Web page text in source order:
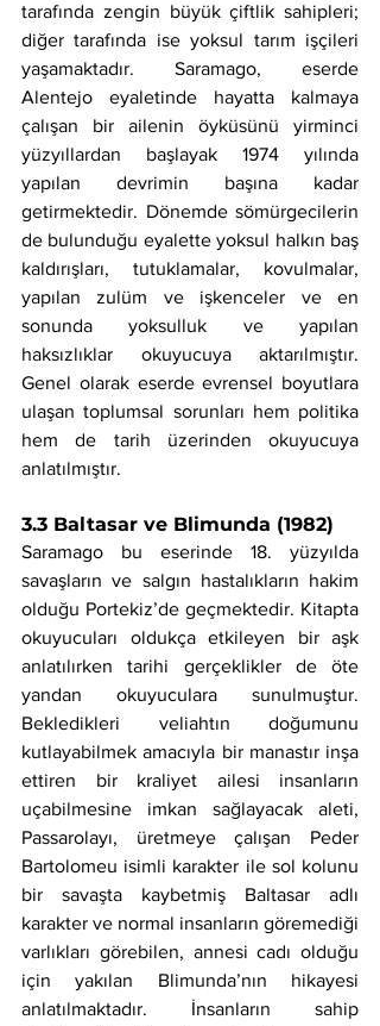
tarafında zengin büyük çiftlik sahipleri;
diğer tarafında ise yoksul tarım işçileri
yaşamaktadır. Saramago, eserde
Alentejo eyaletinde hayatta kalmaya
çalışan bir ailenin öyküsünü yirminci
yüzyıllardan başlayak 1974 yılında
yapılan devrimin başına kadar
getirmektedir. Dönemde sömürgecilerin
de bulunduğu eyalette yoksul halkın baş
kaldırışları, tutuklamalar, kovulmalar,
yapılan zulüm ve işkenceler ve en
sonunda yoksulluk ve yapılan
haksızlıklar okuyucuya aktarılmıştır.
Genel olarak eserde evrensel boyutlara
ulaşan toplumsal sorunları hem politika
hem de tarih üzerinden okuyucuya
anlatılmıştır.
3.3 Baltasar ve Blimunda (1982)
Saramago bu eserinde 18. yüzyılda
savaşların ve salgın hastalıkların hakim
olduğu Portekiz’de geçmektedir. Kitapta
okuyucuları oldukça etkileyen bir aşk
anlatılırken tarihi gerçeklikler de öte
yandan okuyuculara sunulmuştur.
Bekledikleri veliahtın doğumunu
kutlayabilmek amacıyla bir manastır inşa
ettiren bir kraliyet ailesi insanların
uçabilmesine imkan sağlayacak aleti,
Passarolayı, üretmeye çalışan Peder
Bartolomeu isimli karakter ile sol kolunu
bir savaşta kaybetmiş Baltasar adlı
karakter ve normal insanların göremediği
varlıkları görebilen, annesi cadı olduğu
için yakılan Blimunda’nın hikayesi
anlatılmaktadır. İnsanların sahip